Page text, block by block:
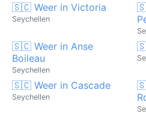
🇸🇨 Weer in Victoria
Seychellen
🇸🇨 Weer in Anse
Boileau
Seychellen
🇸🇨 Weer in Cascade
Seychellen